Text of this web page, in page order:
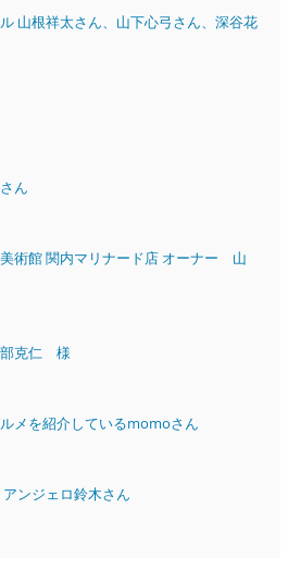
山根祥太さん、山下心弓さん、深谷花
ん
術館 関内マリナード店 オーナー 山
克仁 様
メを紹介しているmomoさん
ンジェロ鈴木さん